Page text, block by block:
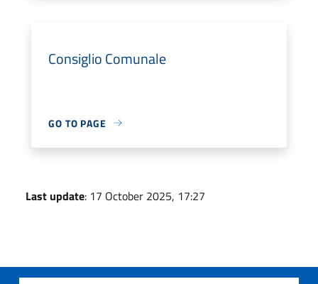
Consiglio Comunale
GO TO PAGE
Last update: 17 October 2025, 17:27